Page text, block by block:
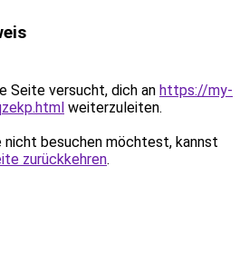
Seite versucht, dich an https://my-
weiterzuleiten.
nicht besuchen möchtest, kannst
zurückkehren.